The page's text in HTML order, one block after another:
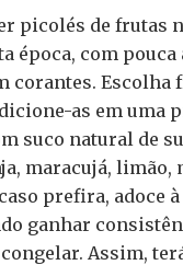
picolés de frutas
época, com pouca
corantes. Escolha
as em uma
suco natural de
maracujá, limão,
prefira, adoce
ganhar
Assim,